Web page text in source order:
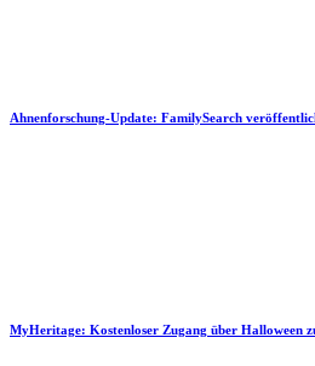
Ahnenforschung-Update: FamilySearch
MyHeritage: Kostenloser Zugang über Halloween